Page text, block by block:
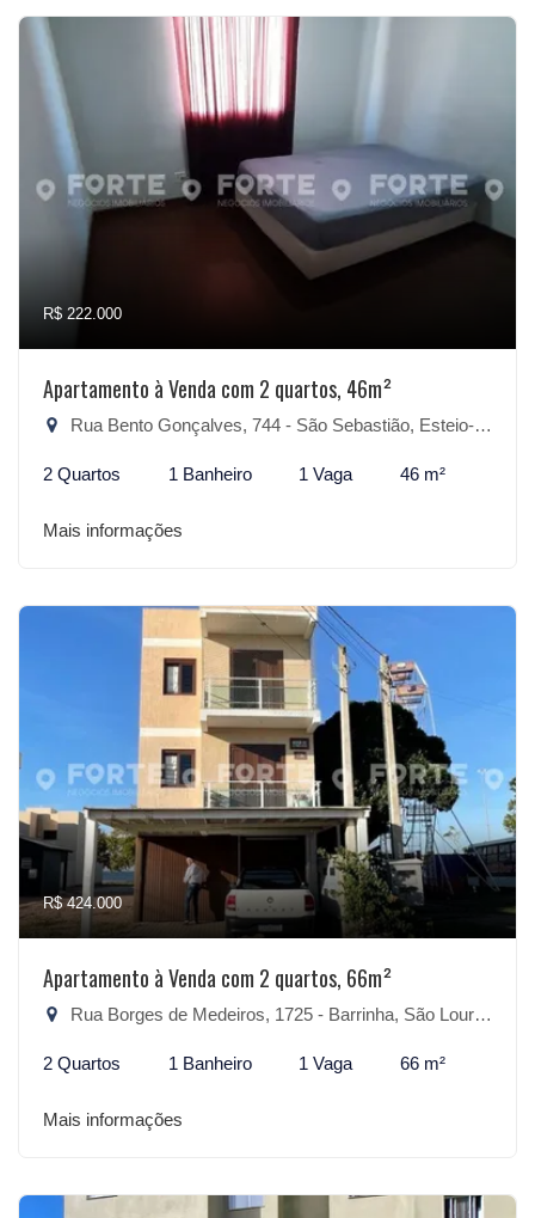
R$ 222.000
Apartamento à Venda com 2 quartos, 46m²
Rua Bento Gonçalves, 744 - São Sebastião, Esteio-RS
2 Quartos 1 Banheiro 1 Vaga 46 m²
Mais informações
R$ 424.000
Apartamento à Venda com 2 quartos, 66m²
Rua Borges de Medeiros, 1725 - Barrinha, São Lourenço do Sul-RS
2 Quartos 1 Banheiro 1 Vaga 66 m²
Mais informações